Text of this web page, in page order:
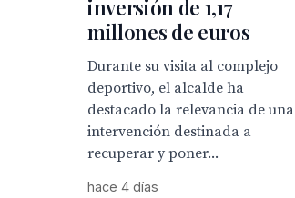
inversión de 1,17
millones de euros
Durante su visita al complejo
deportivo, el alcalde ha
destacado la relevancia de una
intervención destinada a
recuperar y poner...
hace 4 días